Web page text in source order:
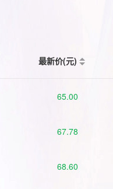
最新价(元)
65.00
67.78
68.60